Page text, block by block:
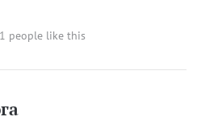
1 people like this